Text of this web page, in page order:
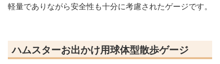
軽量でありながら安全性も十分に考慮されたゲージです。
ハムスターお出かけ用球体型散歩ゲージ